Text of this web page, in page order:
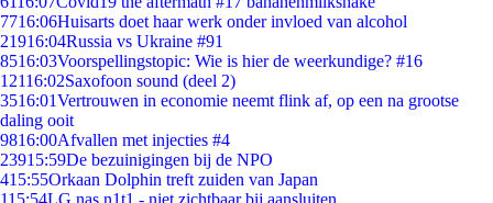
7716:06Huisarts doet haar werk onder invloed van alcohol
21916:04Russia vs Ukraine #91
8516:03Voorspellingstopic: Wie is hier de weerkundige? #16
12116:02Saxofoon sound (deel 2)
3516:01Vertrouwen in economie neemt flink af, op een na grootse
daling ooit
9816:00Afvallen met injecties #4
23915:59De bezuinigingen bij de NPO
415:55Orkaan Dolphin treft zuiden van Japan
115:54LG nas n1t1 - niet zichtbaar bij aansluiten